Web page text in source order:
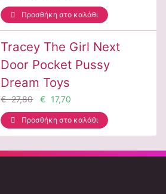
Προσθήκη στο καλάθι
Tracey The Girl Next
Door Pocket Pussy
Dream Toys
€ 27,80 € 17,70
Προσθήκη στο καλάθι